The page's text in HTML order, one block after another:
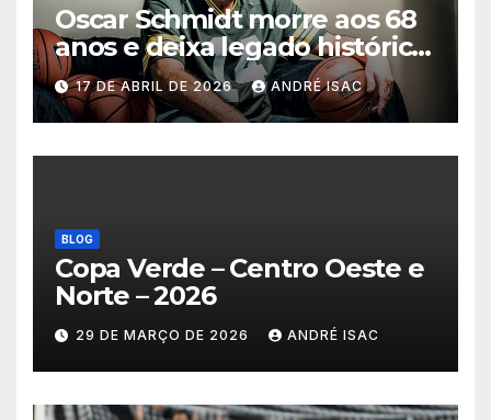
Oscar Schmidt morre aos 68
anos e deixa legado histórico
no basquete mundial
17 DE ABRIL DE 2026 ANDRÉ ISAC
BLOG
Copa Verde – Centro Oeste e
Norte – 2026
29 DE MARÇO DE 2026 ANDRÉ ISAC